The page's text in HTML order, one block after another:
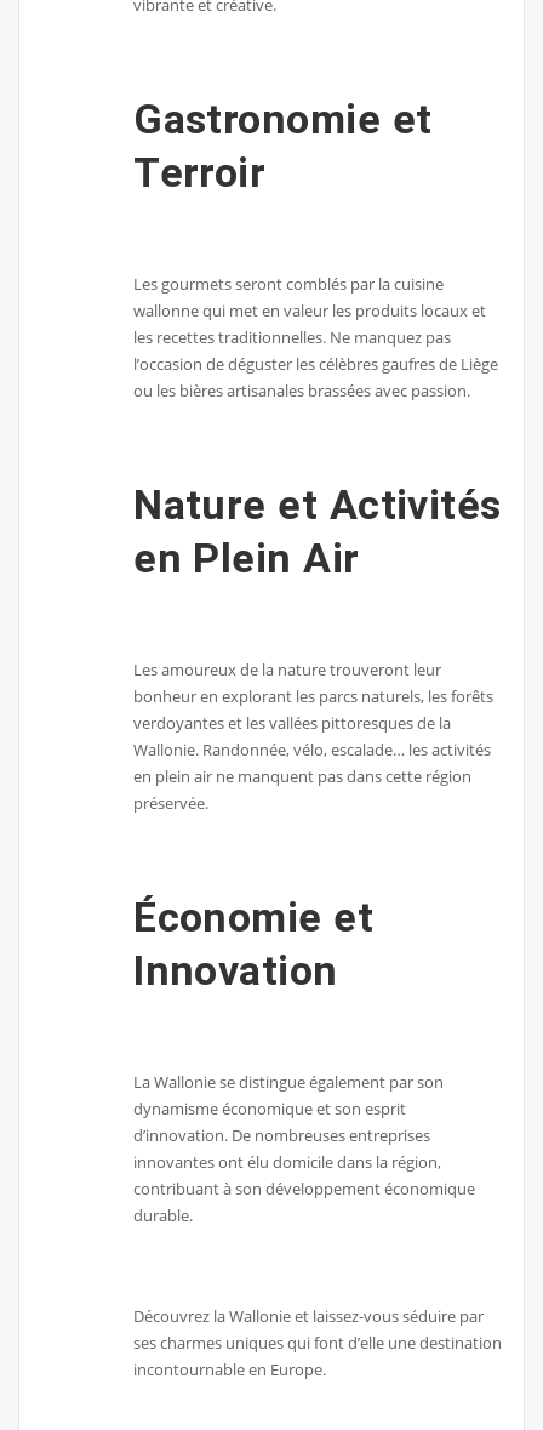
vibrante et créative.
Gastronomie et
Terroir
Les gourmets seront comblés par la cuisine
wallonne qui met en valeur les produits locaux et
les recettes traditionnelles. Ne manquez pas
l’occasion de déguster les célèbres gaufres de Liège
ou les bières artisanales brassées avec passion.
Nature et Activités
en Plein Air
Les amoureux de la nature trouveront leur
bonheur en explorant les parcs naturels, les forêts
verdoyantes et les vallées pittoresques de la
Wallonie. Randonnée, vélo, escalade… les activités
en plein air ne manquent pas dans cette région
préservée.
Économie et
Innovation
La Wallonie se distingue également par son
dynamisme économique et son esprit
d’innovation. De nombreuses entreprises
innovantes ont élu domicile dans la région,
contribuant à son développement économique
durable.
Découvrez la Wallonie et laissez-vous séduire par
ses charmes uniques qui font d’elle une destination
incontournable en Europe.